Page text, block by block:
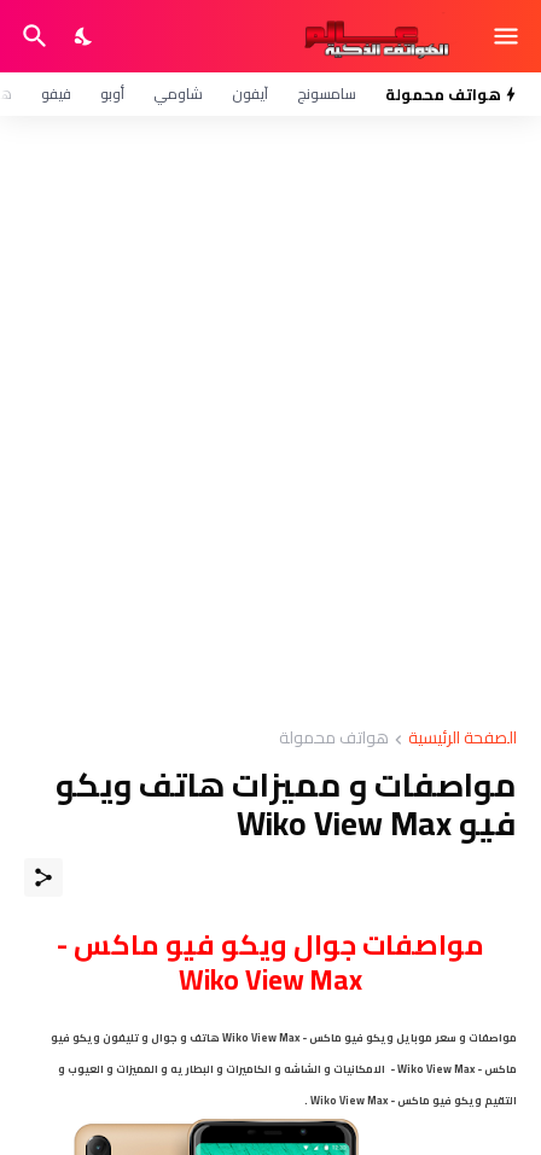
هواتف محمولة سامسونج آيفون شاومي أوبو فيفو
الصفحة الرئيسية هواتف محمولة
مواصفات و مميزات هاتف ويكو
فيو Wiko View Max
مواصفاتجوالويكو فيو ماكس -
Wiko View Max
مواصفات و سعر موبايل ويكو فيو ماكس - Wiko View Max هاتف و جوال و تليفون ويكو فيو
ماكس - Wiko View Max - الامكانيات و الشاشه و الكاميرات و البطاريه و المميزات و العيوب و
التقيم ويكو فيو ماكس - Wiko View Max .